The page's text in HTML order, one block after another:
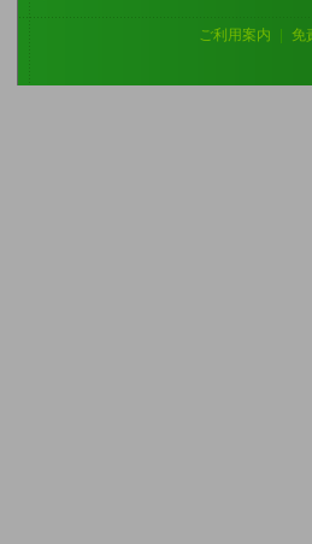
ご利用案内 免